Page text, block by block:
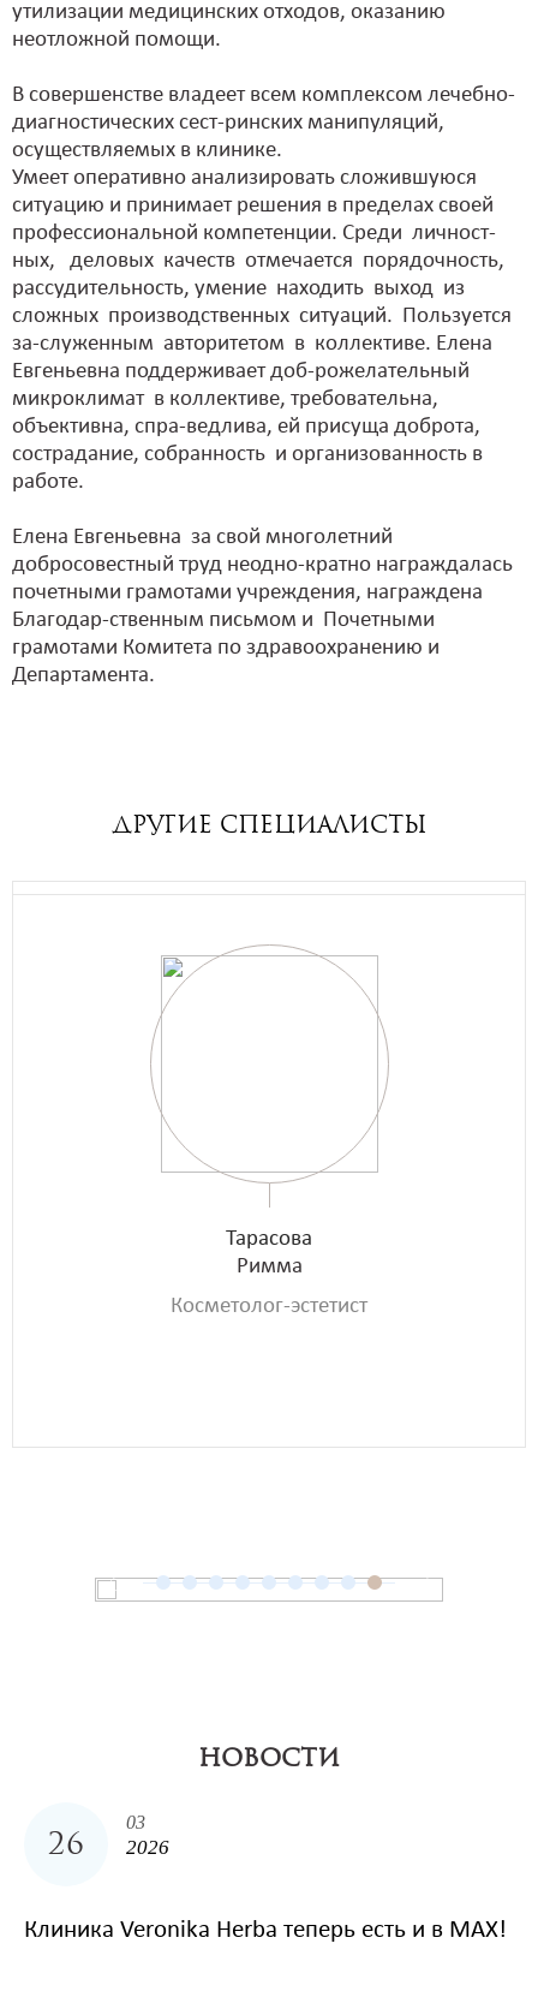
утилизации медицинских отходов, оказанию
неотложной помощи.
В совершенстве владеет всем комплексом лечебно-
диагностических сест-ринских манипуляций,
осуществляемых в клинике.
Умеет оперативно анализировать сложившуюся
ситуацию и принимает решения в пределах своей
профессиональной компетенции. Среди личност-
ных, деловых качеств отмечается порядочность,
рассудительность, умение находить выход из
сложных производственных ситуаций. Пользуется
за-служенным авторитетом в коллективе. Елена
Евгеньевна поддерживает доб-рожелательный
микроклимат в коллективе, требовательна,
объективна, спра-ведлива, ей присуща доброта,
сострадание, собранность и организованность в
работе.
Елена Евгеньевна за свой многолетний
добросовестный труд неодно-кратно награждалась
почетными грамотами учреждения, награждена
Благодар-ственным письмом и Почетными
грамотами Комитета по здравоохранению и
Департамента.
ДРУГИЕ специалисты
Тарасова
Римма
Косметолог-эстетист
НОВОСТИ
26
03
2026
Клиника Veronika Herba теперь есть и в MAX!